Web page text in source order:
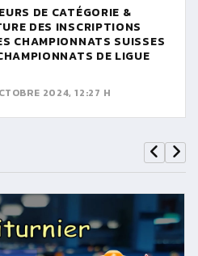
DE CATÉGORIE &
DES INSCRIPTIONS
CHAMPIONNATS SUISSES
DE LIGUE
2024, 12:27 H